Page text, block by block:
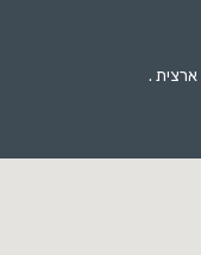
ארצית .